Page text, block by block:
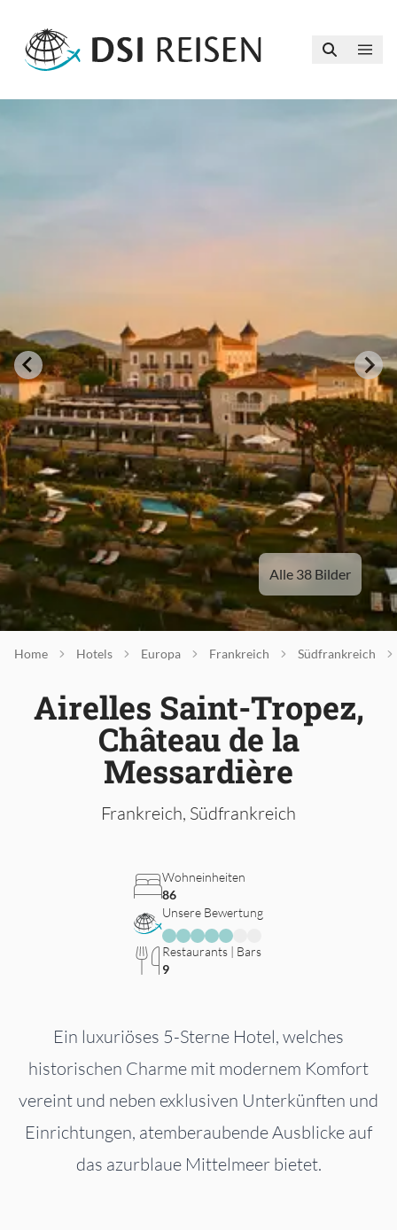
Alle 38 Bilder
Home Hotels Europa Frankreich Südfrankreich
Airelles Saint-Tropez,
Château de la
Messardière
Frankreich, Südfrankreich
Wohneinheiten
86
Unsere Bewertung
Restaurants | Bars
9
Ein luxuriöses 5-Sterne Hotel, welches
historischen Charme mit modernem Komfort
vereint und neben exklusiven Unterkünften und
Einrichtungen, atemberaubende Ausblicke auf
das azurblaue Mittelmeer bietet.